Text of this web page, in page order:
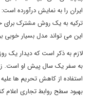
ایران را به نمایش درآورده
ترکیه به یک روش مشترک برای
این می تواند مدل بسیار خوبی
لازم به ذکر است که دیدار یک
به سفر یک سال پیش او است.
استفاده از کاهش تحریم ها
بهبود سطح روابط تجاری اعلام